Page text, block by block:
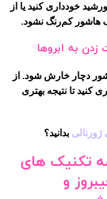
خودداری کنید یا از
هاشور کم‌رنگ نشود.
به ابروها
دچار خارش شود. از
کنید تا نتیجه بهتری
ژورنالی بدانید؟
تکنیک های
و